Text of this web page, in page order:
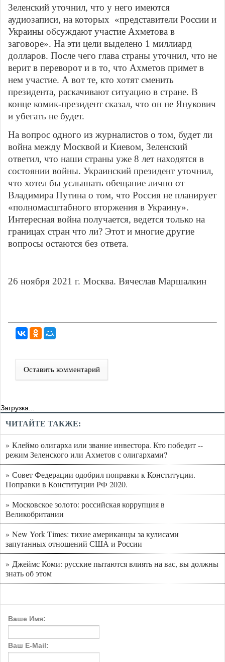
Зеленский уточнил, что у него имеются
аудиозаписи, на которых «представители России и
Украины обсуждают участие Ахметова в
заговоре». На эти цели выделено 1 миллиард
долларов. После чего глава страны уточнил, что не
верит в переворот и в то, что Ахметов примет в
нем участие. А вот те, кто хотят сменить
президента, раскачивают ситуацию в стране. В
конце комик-президент сказал, что он не Янукович
и убегать не будет.
На вопрос одного из журналистов о том, будет ли
война между Москвой и Киевом, Зеленский
ответил, что наши страны уже 8 лет находятся в
состоянии войны. Украинский президент уточнил,
что хотел бы услышать обещание лично от
Владимира Путина о том, что Россия не планирует
«полномасштабного вторжения в Украину».
Интересная война получается, ведется только на
границах стран что ли? Этот и многие другие
вопросы остаются без ответа.
26 ноября 2021 г. Москва. Вячеслав Маршалкин
Оставить комментарий
Загрузка...
ЧИТАЙТЕ ТАКЖЕ:
» Клеймо олигарха или звание инвестора. Кто победит --
режим Зеленского или Ахметов с олигархами?
» Совет Федерации одобрил поправки к Конституции.
Поправки в Конституции РФ 2020.
» Московское золото: российская коррупция в
Великобритании
» New York Times: тихие американцы за кулисами
запутанных отношений США и России
» Джеймс Коми: русские пытаются влиять на вас, вы должны
знать об этом
Ваше Имя:
Ваш E-Mail: